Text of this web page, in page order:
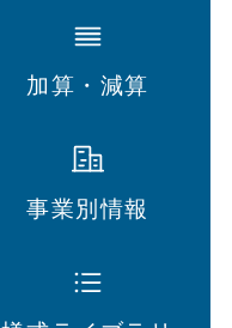
加算・減算
事業別情報